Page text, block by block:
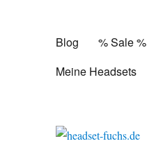
Blog % Sale %
Meine Headsets